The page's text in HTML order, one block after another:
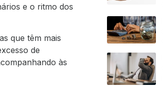
e o ritmo dos
que têm mais
de
às